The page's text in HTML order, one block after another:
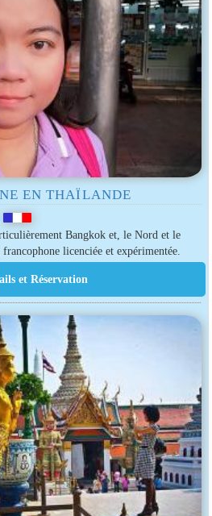
EN THAÏLANDE
Bangkok et, le Nord et le
licenciée et expérimentée.